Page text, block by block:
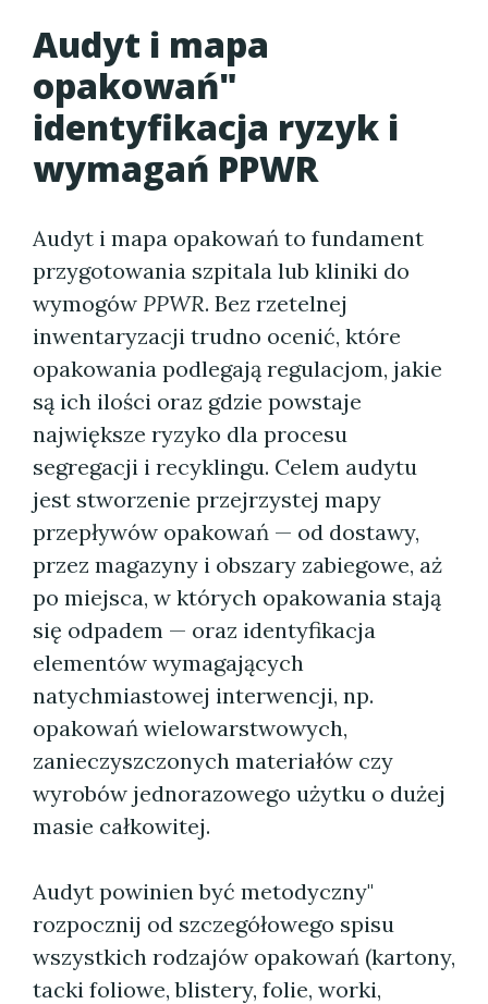
Audyt i mapa
opakowań"
identyfikacja ryzyk i
wymagań PPWR
Audyt i mapa opakowań to fundament
przygotowania szpitala lub kliniki do
wymogów PPWR. Bez rzetelnej
inwentaryzacji trudno ocenić, które
opakowania podlegają regulacjom, jakie
są ich ilości oraz gdzie powstaje
największe ryzyko dla procesu
segregacji i recyklingu. Celem audytu
jest stworzenie przejrzystej mapy
przepływów opakowań — od dostawy,
przez magazyny i obszary zabiegowe, aż
po miejsca, w których opakowania stają
się odpadem — oraz identyfikacja
elementów wymagających
natychmiastowej interwencji, np.
opakowań wielowarstwowych,
zanieczyszczonych materiałów czy
wyrobów jednorazowego użytku o dużej
masie całkowitej.
Audyt powinien być metodyczny"
rozpocznij od szczegółowego spisu
wszystkich rodzajów opakowań (kartony,
tacki foliowe, blistery, folie, worki,